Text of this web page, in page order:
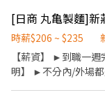
負責結帳、收銀等工
前與烹飪中之準備工
切各種食材。 ．負
所需要的食材。 ．協
時薪$206 ~ $235
【薪資】 ►到職一週完
明】 ►不分內/外場